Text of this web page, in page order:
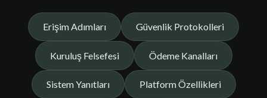
Erişim Adımları Güvenlik Protokolleri
Kuruluş Felsefesi Ödeme Kanalları
Sistem Yanıtları Platform Özellikleri